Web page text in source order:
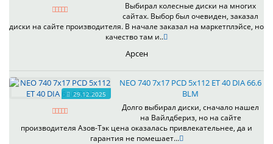
Выбирал колесные диски на многих
сайтах. Выбор был очевиден, заказал
диски на сайте производителя. В начале заказал на маркетплэйсе, но
качество там и..
Арсен
29.12.2025
NEO 740 7x17 PCD 5x112 ET 40 DIA 66.6
BLM
Долго выбирал диски, сначало нашел
на Вайлдбериз, но на сайте
производителя Азов-Тэк цена оказалась привлекательнее, да и
гарантия не помешает...